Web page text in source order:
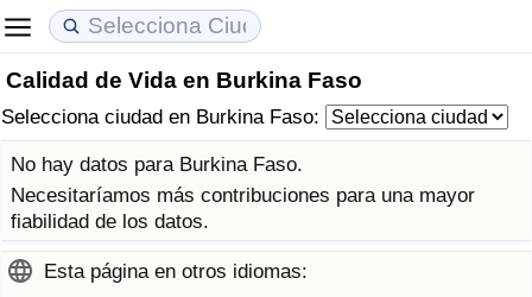
Calidad de Vida en Burkina Faso
Selecciona ciudad en Burkina Faso:
No hay datos para Burkina Faso.
Necesitaríamos más contribuciones para una mayor
fiabilidad de los datos.
Esta página en otros idiomas:
Coste de vida
Índice de Costo de Vida
Índice de costo de vida por país
Precios de las propiedades
Índice de Precios de Inmuebles
Índice de Precios de Inmuebles por País
Calidad de Vida
Índice de Calidad de Vida (Actual)
Índice de calidad de vida por país